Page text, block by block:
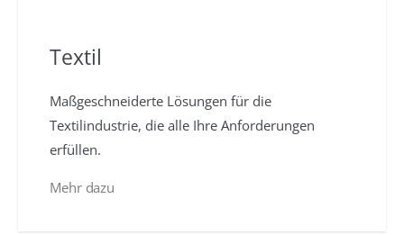
Textil
Maßgeschneiderte Lösungen für die
Textilindustrie, die alle Ihre Anforderungen
erfüllen.
Mehr dazu